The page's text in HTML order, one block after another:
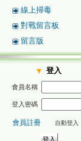
線上掃毒
對戰留言板
留言版
登入
會員名稱
登入密碼
會員註冊 自動登入